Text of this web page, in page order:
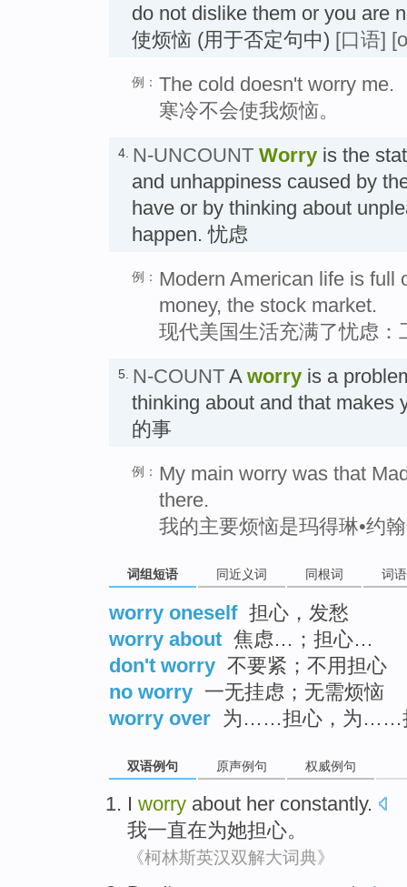
do not dislike them or you are
使烦恼 (用于否定句中) [口语]
例： The cold doesn't worry me.
寒冷不会使我烦恼。
4. N-UNCOUNT Worry is the
and unhappiness caused by
have or by thinking about
happen. 忧虑
例： Modern American life is full
money, the stock market.
现代美国生活充满了忧虑
5. N-COUNT A worry is a
thinking about and that makes
的事
例： My main worry was that
there.
我的主要烦恼是玛得琳•约
词组短语 同近义词 同根词 词
worry oneself 担心，发愁
worry about 焦虑…；担心…
don't worry 不要紧；不用担心
no worry 一无挂虑；无需烦恼
worry over 为……担心，为……
双语例句 原声例句 权威例句
I worry about her constantly.
我一直在为她担心。
《柯林斯英汉双解大词典》